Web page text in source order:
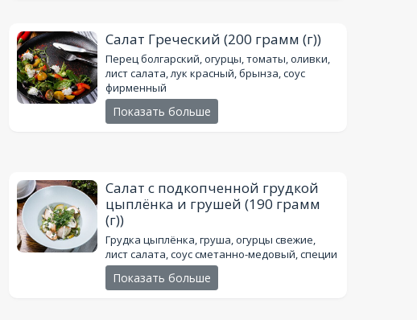
Салат Греческий (200 грамм (г))
Перец болгарский, огурцы, томаты, оливки,
лист салата, лук красный, брынза, соус
фирменный
Показать больше
Салат с подкопченной грудкой
цыплёнка и грушей (190 грамм
(г))
Грудка цыплёнка, груша, огурцы свежие,
лист салата, соус сметанно-медовый, специи
Показать больше